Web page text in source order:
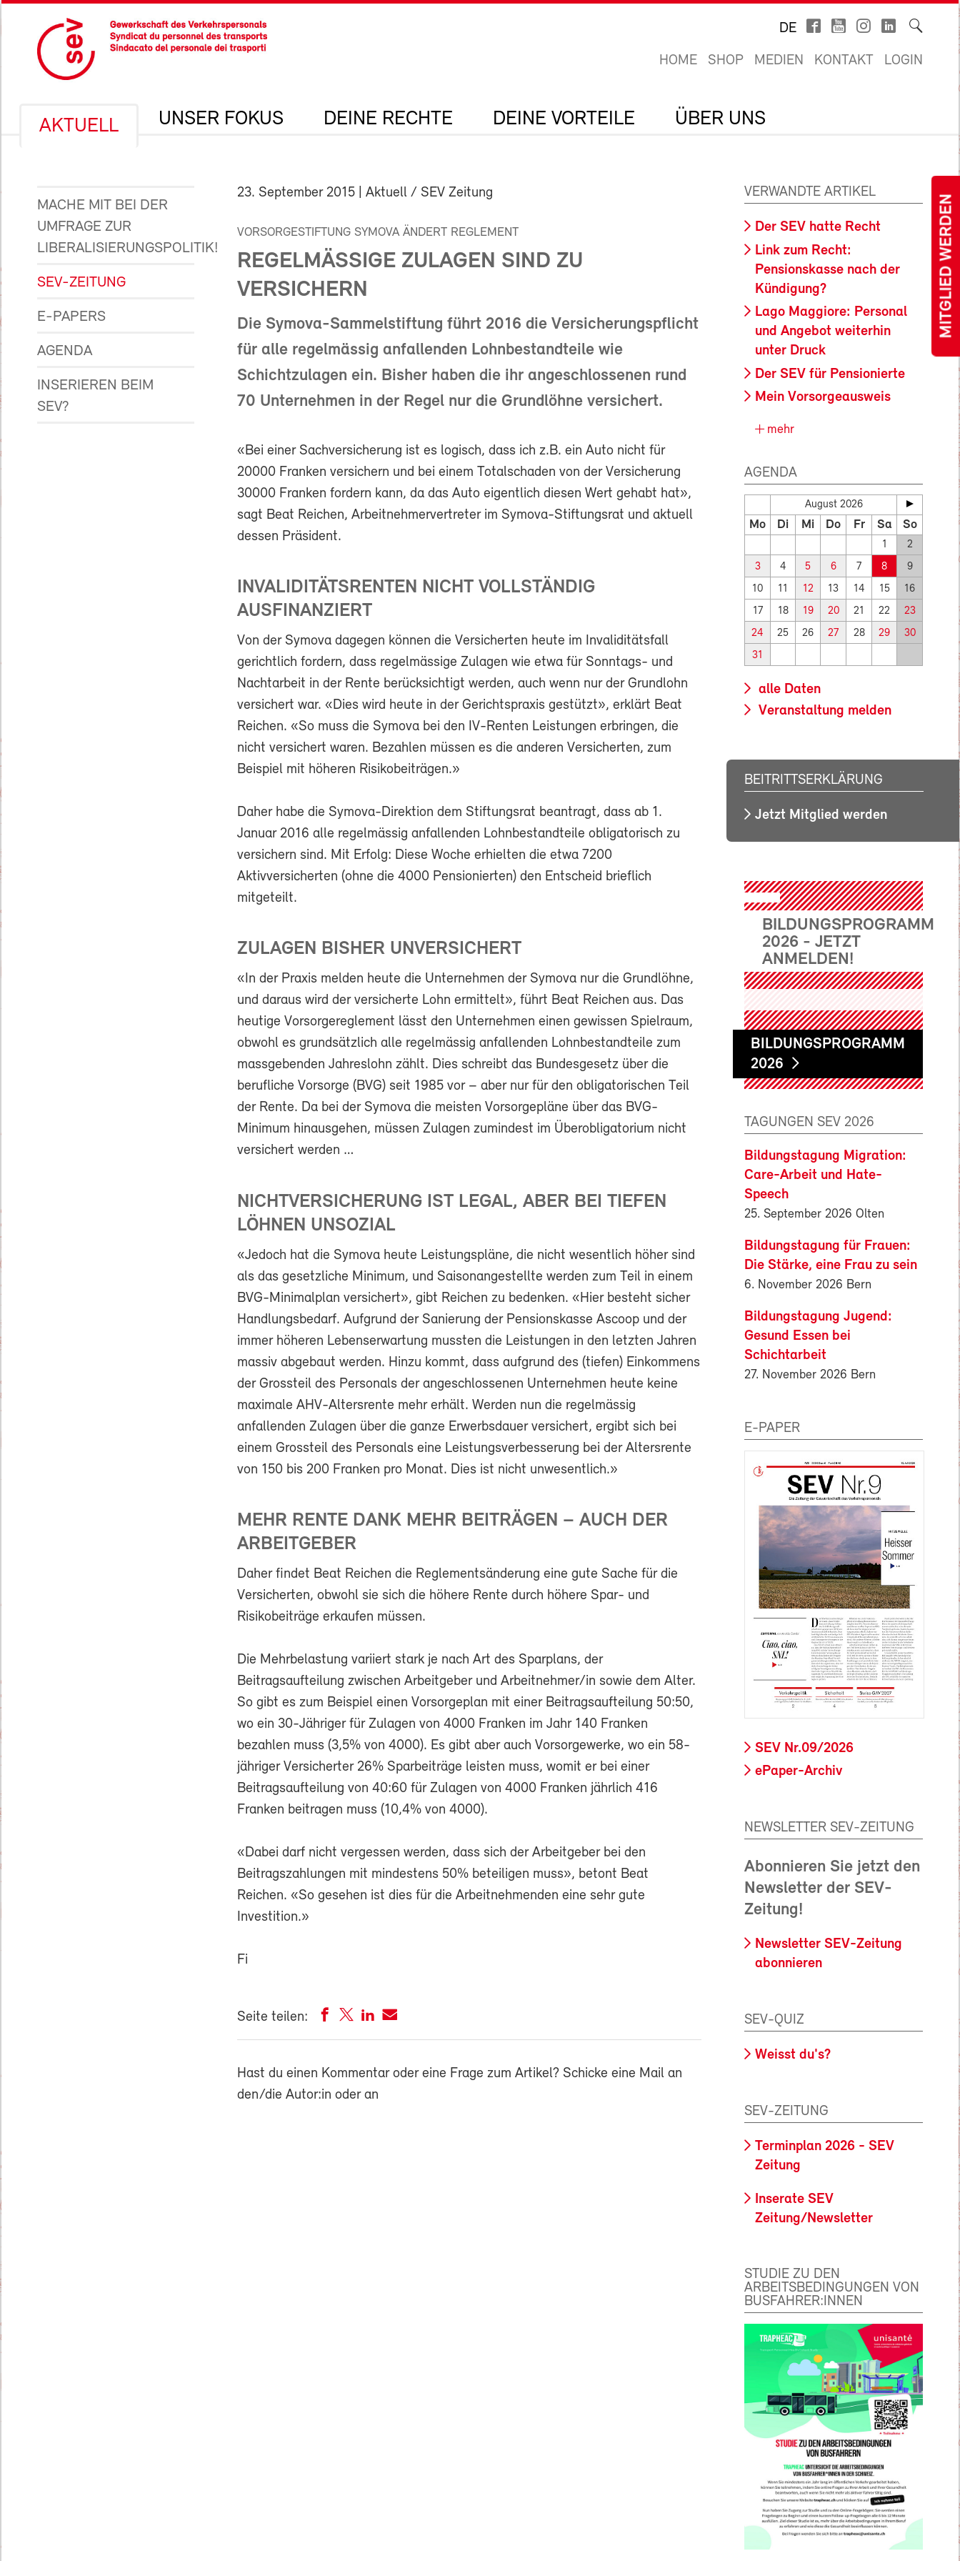
MITGLIED WERDEN
DE
HOME SHOP MEDIEN KONTAKT LOGIN
AKTUELL UNSER FOKUS DEINE RECHTE DEINE VORTEILE ÜBER UNS
MACHE MIT BEI DER
UMFRAGE ZUR
LIBERALISIERUNGSPOLITIK!
SEV-ZEITUNG
E-PAPERS
AGENDA
INSERIEREN BEIM
SEV?
23. September 2015 | Aktuell / SEV Zeitung
VORSORGESTIFTUNG SYMOVA ÄNDERT REGLEMENT
REGELMÄSSIGE ZULAGEN SIND ZU
VERSICHERN
Die Symova-Sammelstiftung führt 2016 die Versicherungspflicht
für alle regelmässig anfallenden Lohnbestandteile wie
Schichtzulagen ein. Bisher haben die ihr angeschlossenen rund
70 Unternehmen in der Regel nur die Grundlöhne versichert.
«Bei einer Sachversicherung ist es logisch, dass ich z.B. ein Auto nicht für
20000 Franken versichern und bei einem Totalschaden von der Versicherung
30000 Franken fordern kann, da das Auto eigentlich diesen Wert gehabt hat»,
sagt Beat Reichen, Arbeitnehmervertreter im Symova-Stiftungsrat und aktuell
dessen Präsident.
INVALIDITÄTSRENTEN NICHT VOLLSTÄNDIG
AUSFINANZIERT
Von der Symova dagegen können die Versicherten heute im Invaliditätsfall
gerichtlich fordern, dass regelmässige Zulagen wie etwa für Sonntags- und
Nachtarbeit in der Rente berücksichtigt werden, auch wenn nur der Grundlohn
versichert war. «Dies wird heute in der Gerichtspraxis gestützt», erklärt Beat
Reichen. «So muss die Symova bei den IV-Renten Leistungen erbringen, die
nicht versichert waren. Bezahlen müssen es die anderen Versicherten, zum
Beispiel mit höheren Risikobeiträgen.»
Daher habe die Symova-Direktion dem Stiftungsrat beantragt, dass ab 1.
Januar 2016 alle regelmässig anfallenden Lohnbestandteile obligatorisch zu
versichern sind. Mit Erfolg: Diese Woche erhielten die etwa 7200
Aktivversicherten (ohne die 4000 Pensionierten) den Entscheid brieflich
mitgeteilt.
ZULAGEN BISHER UNVERSICHERT
«In der Praxis melden heute die Unternehmen der Symova nur die Grundlöhne,
und daraus wird der versicherte Lohn ermittelt», führt Beat Reichen aus. Das
heutige Vorsorgereglement lässt den Unternehmen einen gewissen Spielraum,
obwohl es grundsätzlich alle regelmässig anfallenden Lohnbestandteile zum
massgebenden Jahreslohn zählt. Dies schreibt das Bundesgesetz über die
berufliche Vorsorge (BVG) seit 1985 vor – aber nur für den obligatorischen Teil
der Rente. Da bei der Symova die meisten Vorsorgepläne über das BVG-
Minimum hinausgehen, müssen Zulagen zumindest im Überobligatorium nicht
versichert werden …
NICHTVERSICHERUNG IST LEGAL, ABER BEI TIEFEN
LÖHNEN UNSOZIAL
«Jedoch hat die Symova heute Leistungspläne, die nicht wesentlich höher sind
als das gesetzliche Minimum, und Saisonangestellte werden zum Teil in einem
BVG-Minimalplan versichert», gibt Reichen zu bedenken. «Hier besteht sicher
Handlungsbedarf. Aufgrund der Sanierung der Pensionskasse Ascoop und der
immer höheren Lebenserwartung mussten die Leistungen in den letzten Jahren
massiv abgebaut werden. Hinzu kommt, dass aufgrund des (tiefen) Einkommens
der Grossteil des Personals der angeschlossenen Unternehmen heute keine
maximale AHV-Altersrente mehr erhält. Werden nun die regelmässig
anfallenden Zulagen über die ganze Erwerbsdauer versichert, ergibt sich bei
einem Grossteil des Personals eine Leistungsverbesserung bei der Altersrente
von 150 bis 200 Franken pro Monat. Dies ist nicht unwesentlich.»
MEHR RENTE DANK MEHR BEITRÄGEN – AUCH DER
ARBEITGEBER
Daher findet Beat Reichen die Reglementsänderung eine gute Sache für die
Versicherten, obwohl sie sich die höhere Rente durch höhere Spar- und
Risikobeiträge erkaufen müssen.
Die Mehrbelastung variiert stark je nach Art des Sparplans, der
Beitragsaufteilung zwischen Arbeitgeber und Arbeitnehmer/in sowie dem Alter.
So gibt es zum Beispiel einen Vorsorgeplan mit einer Beitragsaufteilung 50:50,
wo ein 30-Jähriger für Zulagen von 4000 Franken im Jahr 140 Franken
bezahlen muss (3,5% von 4000). Es gibt aber auch Vorsorgewerke, wo ein 58-
jähriger Versicherter 26% Sparbeiträge leisten muss, womit er bei einer
Beitragsaufteilung von 40:60 für Zulagen von 4000 Franken jährlich 416
Franken beitragen muss (10,4% von 4000).
«Dabei darf nicht vergessen werden, dass sich der Arbeitgeber bei den
Beitragszahlungen mit mindestens 50% beteiligen muss», betont Beat
Reichen. «So gesehen ist dies für die Arbeitnehmenden eine sehr gute
Investition.»
Fi
Seite teilen:
Hast du einen Kommentar oder eine Frage zum Artikel? Schicke eine Mail an
den/die Autor:in oder an
VERWANDTE ARTIKEL
Der SEV hatte Recht
Link zum Recht:
Pensionskasse nach der
Kündigung?
Lago Maggiore: Personal
und Angebot weiterhin
unter Druck
Der SEV für Pensionierte
Mein Vorsorgeausweis
mehr
AGENDA
August 2026
Mo Di Mi Do Fr Sa So
1 2
3 4 5 6 7 8 9
10 11 12 13 14 15 16
17 18 19 20 21 22 23
24 25 26 27 28 29 30
31
alle Daten
Veranstaltung melden
BEITRITTSERKLÄRUNG
Jetzt Mitglied werden
BILDUNGSPROGRAMM
2026 - JETZT
ANMELDEN!
BILDUNGSPROGRAMM
2026
TAGUNGEN SEV 2026
Bildungstagung Migration:
Care-Arbeit und Hate-
Speech
25. September 2026 Olten
Bildungstagung für Frauen:
Die Stärke, eine Frau zu sein
6. November 2026 Bern
Bildungstagung Jugend:
Gesund Essen bei
Schichtarbeit
27. November 2026 Bern
E-PAPER
SEV Nr.09/2026
ePaper-Archiv
NEWSLETTER SEV-ZEITUNG
Abonnieren Sie jetzt den
Newsletter der SEV-
Zeitung!
Newsletter SEV-Zeitung
abonnieren
SEV-QUIZ
Weisst du's?
SEV-ZEITUNG
Terminplan 2026 - SEV
Zeitung
Inserate SEV
Zeitung/Newsletter
STUDIE ZU DEN
ARBEITSBEDINGUNGEN VON
BUSFAHRER:INNEN